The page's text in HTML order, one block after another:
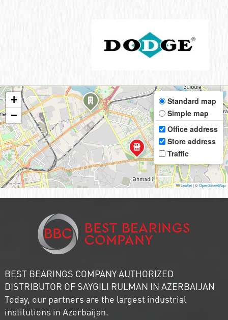
+
−
Standard map
Simple map
Office address
Store address
Traffic
Leaflet|©OpenStreetMap
BEST BEARINGS COMPANY AUTHORIZED
DISTRIBUTOR OF SAYGILI RULMAN IN AZERBAIJAN
Today, our partners are the largest industrial
institutions in Azerbaijan.